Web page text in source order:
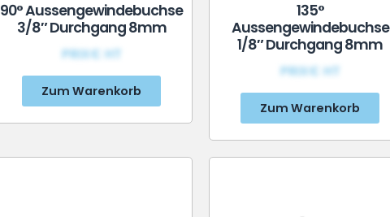
90° Aussengewindebuchse
3/8″ Durchgang 8mm
PRIX€ HT
Zum Warenkorb
135°
Aussengewindebuchse
1/8″ Durchgang 8mm
PRIX€ HT
Zum Warenkorb